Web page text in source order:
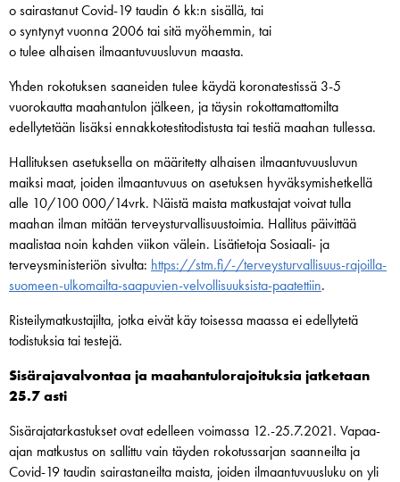
o sairastanut Covid-19 taudin 6 kk:n sisällä, tai
o syntynyt vuonna 2006 tai sitä myöhemmin, tai
o tulee alhaisen ilmaantuvuusluvun maasta.
Yhden rokotuksen saaneiden tulee käydä koronatestissä 3-5
vuorokautta maahantulon jälkeen, ja täysin rokottamattomilta
edellytetään lisäksi ennakkotestitodistusta tai testiä maahan tullessa.
Hallituksen asetuksella on määritetty alhaisen ilmaantuvuusluvun
maiksi maat, joiden ilmaantuvuus on asetuksen hyväksymishetkellä
alle 10/100 000/14vrk. Näistä maista matkustajat voivat tulla
maahan ilman mitään terveysturvallisuustoimia. Hallitus päivittää
maalistaa noin kahden viikon välein. Lisätietoja Sosiaali- ja
terveysministeriön sivulta: https://stm.fi/-/terveysturvallisuus-rajoilla-
suomeen-ulkomailta-saapuvien-velvollisuuksista-paatettiin.
Risteilymatkustajilta, jotka eivät käy toisessa maassa ei edellytetä
todistuksia tai testejä.
Sisärajavalvontaa ja maahantulorajoituksia jatketaan
25.7 asti
Sisärajatarkastukset ovat edelleen voimassa 12.-25.7.2021. Vapaa-
ajan matkustus on sallittu vain täyden rokotussarjan saanneilta ja
Covid-19 taudin sairastaneilta maista, joiden ilmaantuvuusluku on yli